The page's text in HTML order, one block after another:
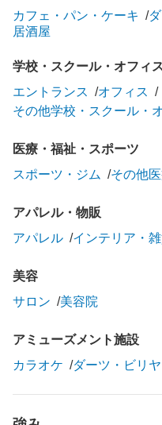
カフェ・パン・ケーキ
居酒屋
学校・スクール・オフィ
エントランス
オフィス
その他学校・スクール・
医療・福祉・スポーツ
スポーツ・ジム
その他
アパレル・物販
アパレル
インテリア・
美容
サロン
美容院
アミューズメント施設
カラオケ
ダーツ・ビリ